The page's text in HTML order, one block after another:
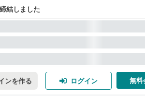
結しました
ンを作る ログイン 無料